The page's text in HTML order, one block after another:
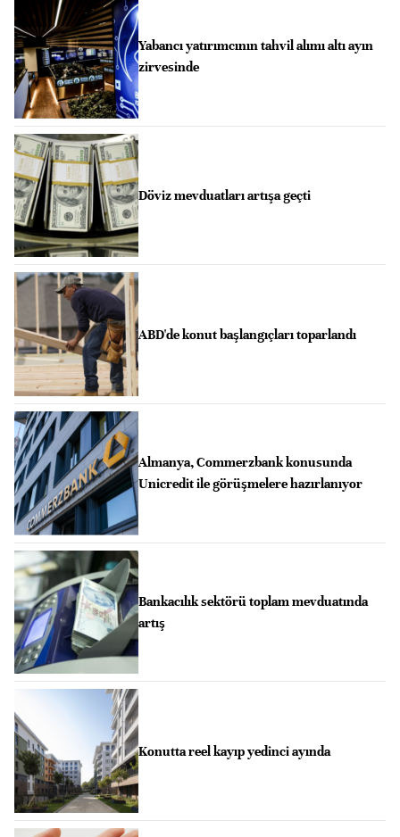
Yabancı yatırımcının tahvil alımı altı ayın
zirvesinde
Döviz mevduatları artışa geçti
ABD'de konut başlangıçları toparlandı
Almanya, Commerzbank konusunda
Unicredit ile görüşmelere hazırlanıyor
Bankacılık sektörü toplam mevduatında
artış
Konutta reel kayıp yedinci ayında